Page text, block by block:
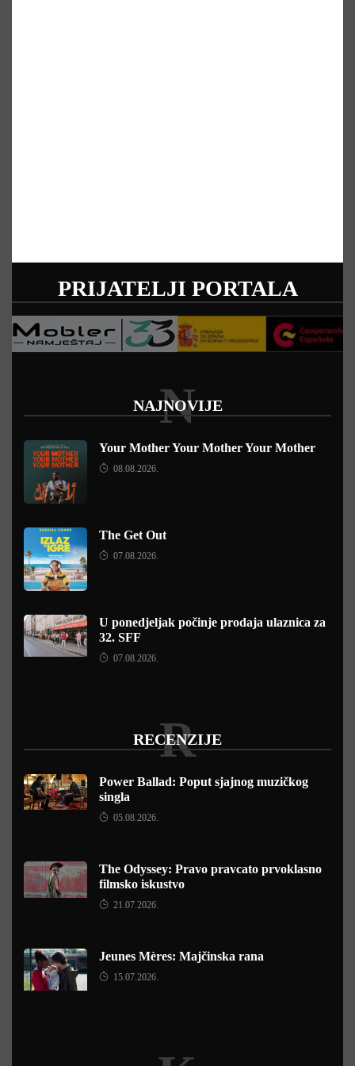
PRIJATELJI PORTALA
NAJNOVIJE
N
Your Mother Your Mother Your Mother
08.08.2026.
The Get Out
07.08.2026.
U ponedjeljak počinje prodaja ulaznica za
32. SFF
07.08.2026.
RECENZIJE
R
Power Ballad: Poput sjajnog muzičkog
singla
05.08.2026.
The Odyssey: Pravo pravcato prvoklasno
filmsko iskustvo
21.07.2026.
Jeunes Mères: Majčinska rana
15.07.2026.